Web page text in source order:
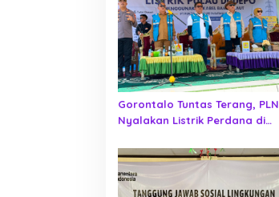
Gorontalo Tuntas Terang, PLN
Nyalakan Listrik Perdana di
Berlistrik Provinsi Gorontalo
Capai 100 Persen